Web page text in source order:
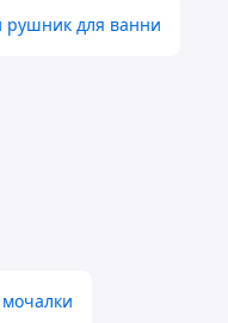
для ванни
мочалки